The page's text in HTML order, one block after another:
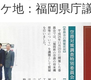
地：福岡県庁